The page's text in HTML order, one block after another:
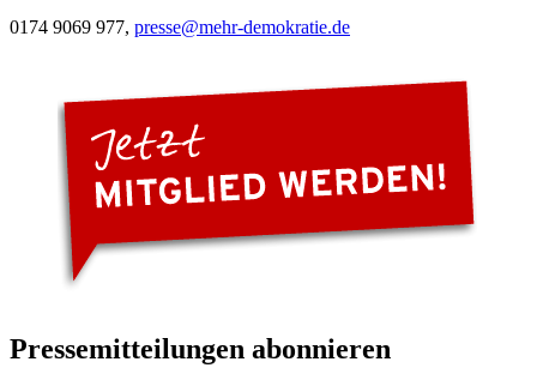
0174 9069 977, presse@mehr-demokratie.de
Pressemitteilungen abonnieren